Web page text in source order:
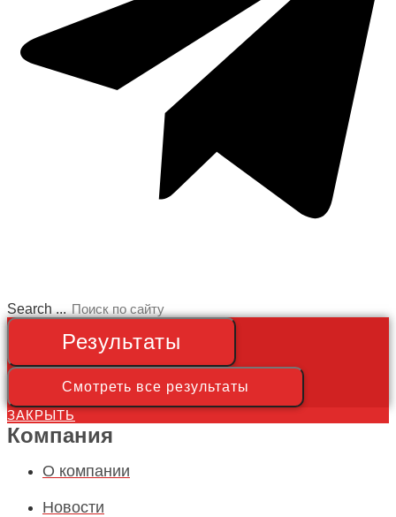
Search ...
Результаты
Смотреть все результаты
ЗАКРЫТЬ
Компания
О компании
Новости